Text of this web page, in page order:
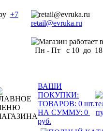
+7
retail@evruka.ru
Пн - Пт с 10 до 18
ВАШИ
ПОКУПКИ:
ТОВАРОВ: 0 шт.
НА СУММУ: 0
руб.